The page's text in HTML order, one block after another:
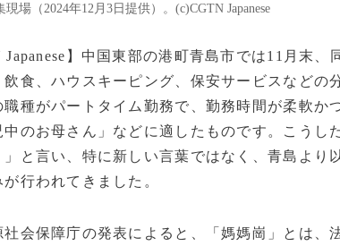
現場（2024年12月3日提供）。(c)CGTN Japanese
Japanese】中国東部の港町青島市では11月末
飲食、ハウスキーピング、保安サービスなどの
職種がパートタイム勤務で、勤務時間が柔軟か
のお母さん」などに適したものです。こうし
と言い、特に新しい言葉ではなく、青島より
行われてきました。
会保障庁の発表によると、「媽媽崗」とは、